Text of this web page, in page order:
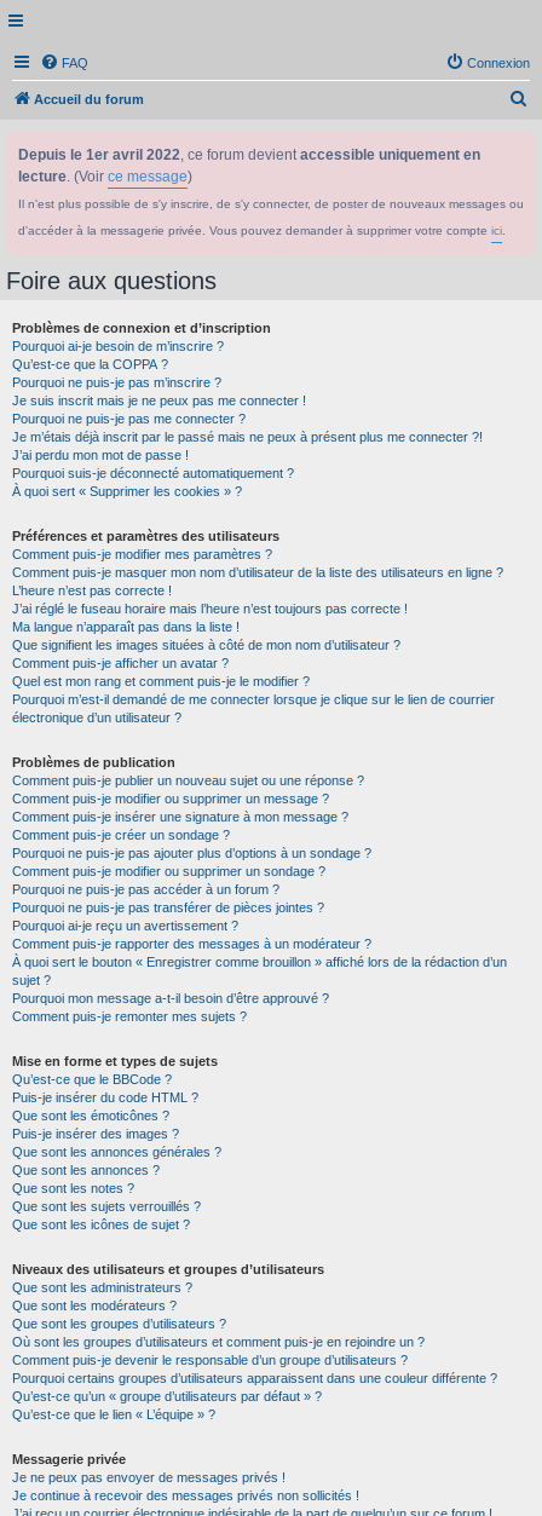
FAQ Connexion
Accueil du forum
Depuis le 1er avril 2022, ce forum devientaccessible uniquement en
lecture. (Voir ce message)
Il n'est plus possible de s'y inscrire, de s'y connecter, de poster de nouveaux messages ou
d'accéder à la messagerie privée. Vous pouvez demander à supprimer votre compte ici
Foire aux questions
Problèmes de connexion et d’inscription
Pourquoi ai-je besoin de m’inscrire ?
Qu’est-ce que la COPPA ?
Pourquoi ne puis-je pas m’inscrire ?
Je suis inscrit mais je ne peux pas me connecter !
Pourquoi ne puis-je pas me connecter ?
Je m’étais déjà inscrit par le passé mais ne peux à présent plus me connecter ?!
J’ai perdu mon mot de passe !
Pourquoi suis-je déconnecté automatiquement ?
À quoi sert « Supprimer les cookies » ?
Préférences et paramètres des utilisateurs
Comment puis-je modifier mes paramètres ?
Comment puis-je masquer mon nom d’utilisateur de la liste des utilisateurs en ligne ?
L’heure n’est pas correcte !
J’ai réglé le fuseau horaire mais l’heure n’est toujours pas correcte !
Ma langue n’apparaît pas dans la liste !
Que signifient les images situées à côté de mon nom d’utilisateur ?
Comment puis-je afficher un avatar ?
Quel est mon rang et comment puis-je le modifier ?
Pourquoi m’est-il demandé de me connecter lorsque je clique sur le lien de courrier
électronique d’un utilisateur ?
Problèmes de publication
Comment puis-je publier un nouveau sujet ou une réponse ?
Comment puis-je modifier ou supprimer un message ?
Comment puis-je insérer une signature à mon message ?
Comment puis-je créer un sondage ?
Pourquoi ne puis-je pas ajouter plus d’options à un sondage ?
Comment puis-je modifier ou supprimer un sondage ?
Pourquoi ne puis-je pas accéder à un forum ?
Pourquoi ne puis-je pas transférer de pièces jointes ?
Pourquoi ai-je reçu un avertissement ?
Comment puis-je rapporter des messages à un modérateur ?
À quoi sert le bouton « Enregistrer comme brouillon » affiché lors de la rédaction d’un
sujet ?
Pourquoi mon message a-t-il besoin d’être approuvé ?
Comment puis-je remonter mes sujets ?
Mise en forme et types de sujets
Qu’est-ce que le BBCode ?
Puis-je insérer du code HTML ?
Que sont les émoticônes ?
Puis-je insérer des images ?
Que sont les annonces générales ?
Que sont les annonces ?
Que sont les notes ?
Que sont les sujets verrouillés ?
Que sont les icônes de sujet ?
Niveaux des utilisateurs et groupes d’utilisateurs
Que sont les administrateurs ?
Que sont les modérateurs ?
Que sont les groupes d’utilisateurs ?
Où sont les groupes d’utilisateurs et comment puis-je en rejoindre un ?
Comment puis-je devenir le responsable d’un groupe d’utilisateurs ?
Pourquoi certains groupes d’utilisateurs apparaissent dans une couleur différente ?
Qu’est-ce qu’un « groupe d’utilisateurs par défaut » ?
Qu’est-ce que le lien « L’équipe » ?
Messagerie privée
Je ne peux pas envoyer de messages privés !
Je continue à recevoir des messages privés non sollicités !